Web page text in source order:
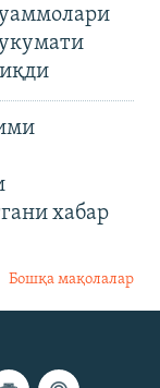
хабар
Бошқа мақолалар